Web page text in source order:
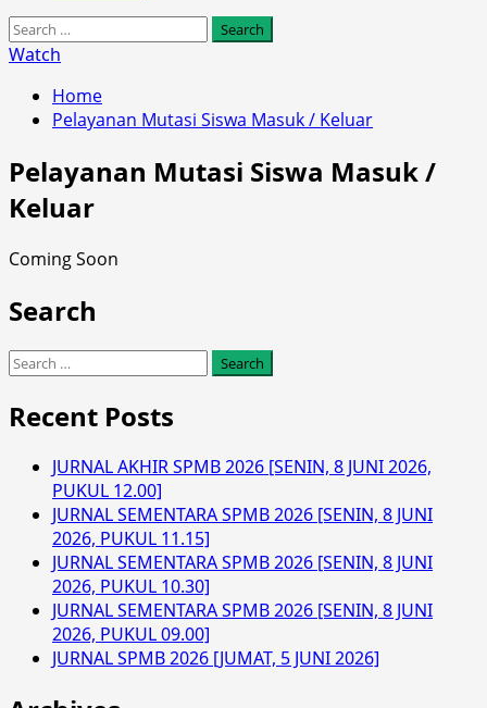
Search
for:
Watch
Home
Pelayanan Mutasi Siswa Masuk / Keluar
Pelayanan Mutasi Siswa Masuk /
Keluar
Coming Soon
Search
Search
for:
Recent Posts
JURNAL AKHIR SPMB 2026 [SENIN, 8 JUNI 2026,
PUKUL 12.00]
JURNAL SEMENTARA SPMB 2026 [SENIN, 8 JUNI
2026, PUKUL 11.15]
JURNAL SEMENTARA SPMB 2026 [SENIN, 8 JUNI
2026, PUKUL 10.30]
JURNAL SEMENTARA SPMB 2026 [SENIN, 8 JUNI
2026, PUKUL 09.00]
JURNAL SPMB 2026 [JUMAT, 5 JUNI 2026]